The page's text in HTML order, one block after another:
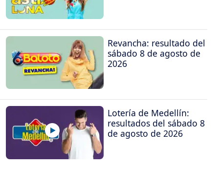
Revancha: resultado del
sábado 8 de agosto de
2026
Lotería de Medellín:
resultados del sábado 8
de agosto de 2026